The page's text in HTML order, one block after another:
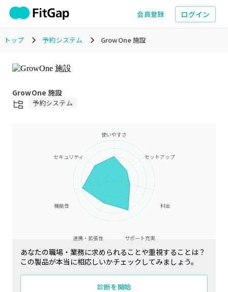
会員登録 ログイン
トップ 予約システム GrowOne 施設
GrowOne 施設
予約システム
使いやすさ
セットアップ
料金
サポート充実
連携・拡張性
機能性
セキュリティ
あなたの職場・業務に求められることや重視することは？
この製品が本当に相応しいかチェックしてみましょう。
診断を開始